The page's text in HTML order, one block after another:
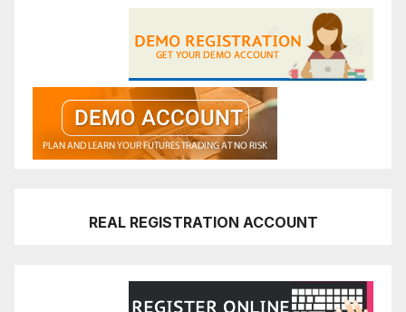
REAL REGISTRATION ACCOUNT